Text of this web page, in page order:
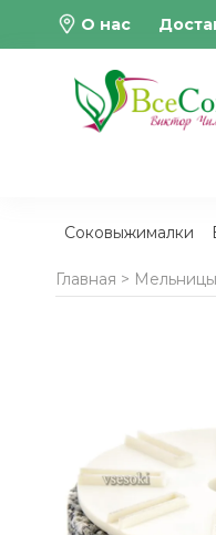
О нас
Соковыжималки
Главная > Мельницы